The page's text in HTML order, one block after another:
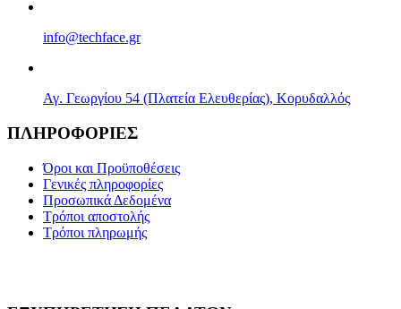
info@techface.gr
Αγ. Γεωργίου 54 (Πλατεία Ελευθερίας), Κορυδαλλός
ΠΛΗΡΟΦΟΡΙΕΣ
Όροι και Προϋποθέσεις
Γενικές πληροφορίες
Προσωπικά Δεδομένα
Τρόποι αποστολής
Τρόποι πληρωμής